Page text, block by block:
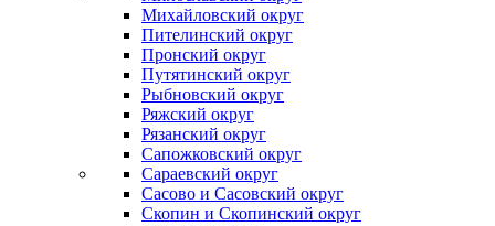
Михайловский округ
Пителинский округ
Пронский округ
Путятинский округ
Рыбновский округ
Ряжский округ
Рязанский округ
Сапожковский округ
Сараевский округ
Сасово и Сасовский округ
Скопин и Скопинский округ